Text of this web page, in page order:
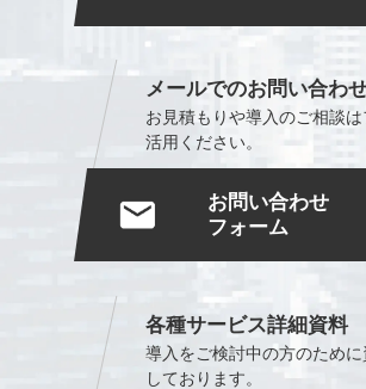
メールでのお問い合わ
お見積もりや導入のご相談は
活用ください。
お問い合わせ
フォーム
各種サービス詳細資料
導入をご検討中の方のために
しております。